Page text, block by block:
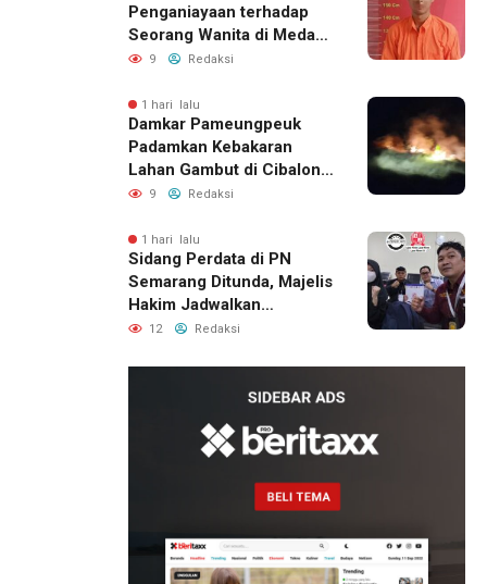
Penganiayaan terhadap
Seorang Wanita di Medan
Ditangkap Polisi
9 Redaksi
1 hari lalu
Damkar Pameungpeuk
Padamkan Kebakaran
Lahan Gambut di Cibalong,
Permukiman Warga
9 Redaksi
1 hari lalu
Sidang Perdata di PN
Semarang Ditunda, Majelis
Hakim Jadwalkan
Pemanggilan Ulang BPR
12 Redaksi
21 jam lalu
Pemilik